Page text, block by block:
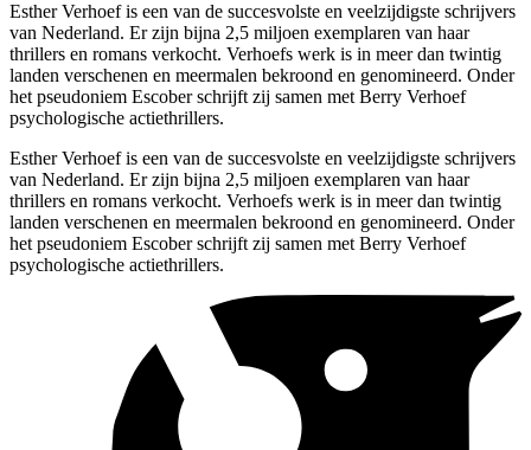
Esther Verhoef is een van de succesvolste en veelzijdigste schrijvers
van Nederland. Er zijn bijna 2,5 miljoen exemplaren van haar
thrillers en romans verkocht. Verhoefs werk is in meer dan twintig
landen verschenen en meermalen bekroond en genomineerd. Onder
het pseudoniem Escober schrijft zij samen met Berry Verhoef
psychologische actiethrillers.
Esther Verhoef is een van de succesvolste en veelzijdigste schrijvers
van Nederland. Er zijn bijna 2,5 miljoen exemplaren van haar
thrillers en romans verkocht. Verhoefs werk is in meer dan twintig
landen verschenen en meermalen bekroond en genomineerd. Onder
het pseudoniem Escober schrijft zij samen met Berry Verhoef
psychologische actiethrillers.